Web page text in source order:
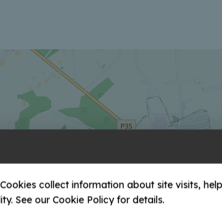
collect information about site visits,
See our Cookie Policy for details.